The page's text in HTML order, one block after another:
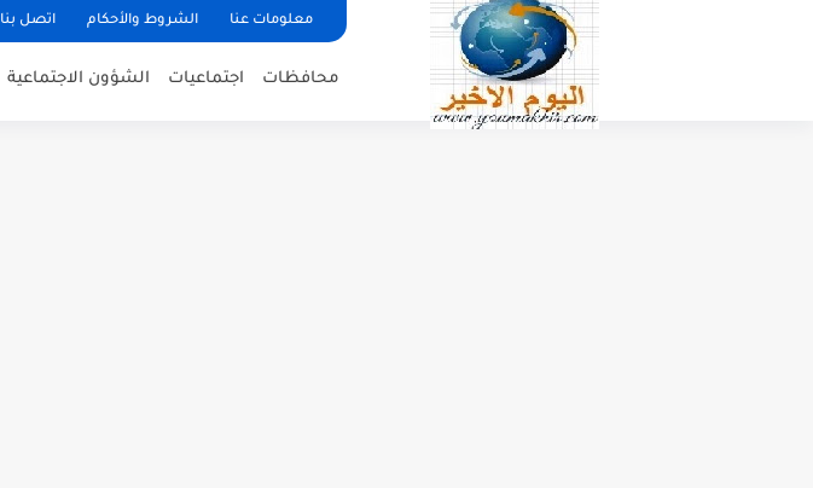
معلومات عنا الشروط والأحكام اتصل بنا
محافظات اجتماعيات الشؤون الاجتماعية